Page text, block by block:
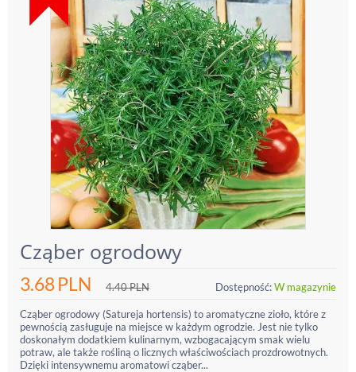
Cząber ogrodowy
3.68PLN 4.40PLN Dostępność:W magazynie
Cząber ogrodowy (Satureja hortensis) to aromatyczne zioło, które z
pewnością zasługuje na miejsce w każdym ogrodzie. Jest nie tylko
doskonałym dodatkiem kulinarnym, wzbogacającym smak wielu
potraw, ale także rośliną o licznych właściwościach prozdrowotnych.
Dzięki intensywnemu aromatowi cząber...